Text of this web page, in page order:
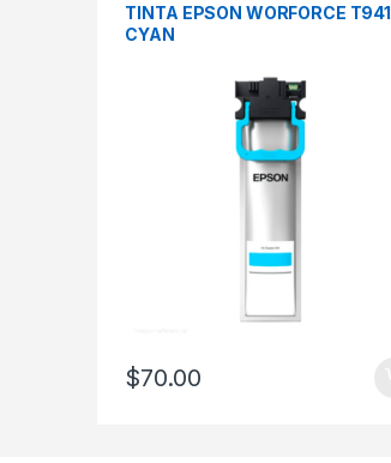
TINTA EPSON WORFORCE T941
CYAN
$70.00